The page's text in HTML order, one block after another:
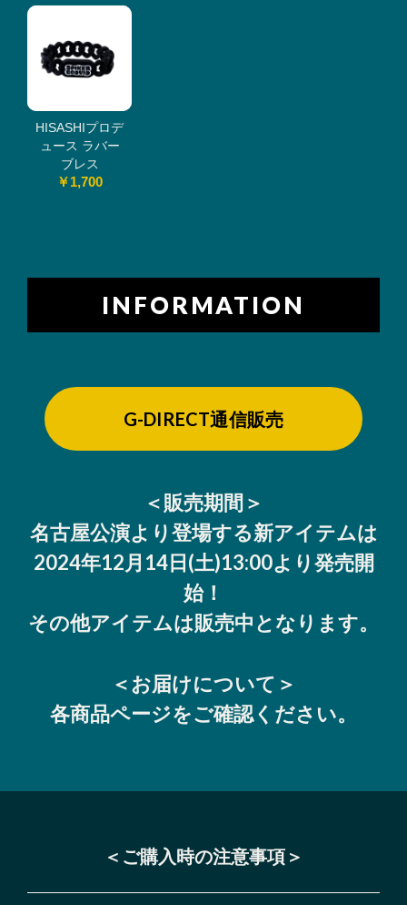
HISASHIプロデ
ュース ラバー
ブレス
￥1,700
INFORMATION
G-DIRECT通信販売
＜販売期間＞
名古屋公演より登場する新アイテムは
2024年12月14日(土)13:00より発売開
始！
その他アイテムは販売中となります。
＜お届けについて＞
各商品ページをご確認ください。
＜ご購入時の注意事項＞